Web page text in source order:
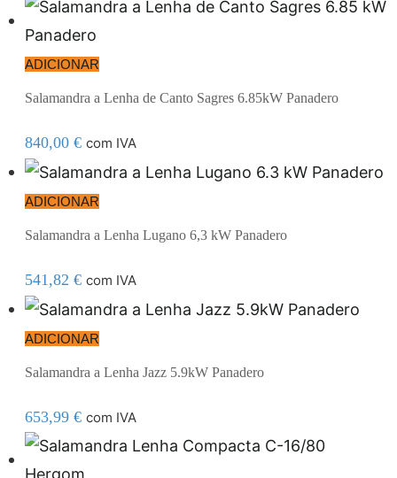
ADICIONAR
Salamandra a Lenha de Canto Sagres 6.85kW Panadero
840,00 € com IVA
ADICIONAR
Salamandra a Lenha Lugano 6,3 kW Panadero
541,82 € com IVA
ADICIONAR
Salamandra a Lenha Jazz 5.9kW Panadero
653,99 € com IVA